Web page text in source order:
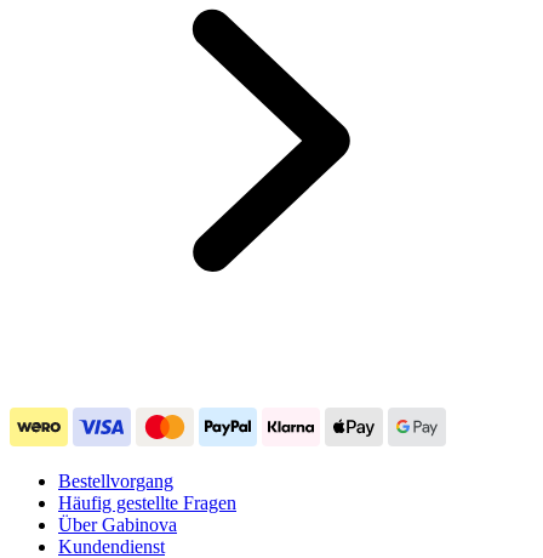
Bestellvorgang
Häufig gestellte Fragen
Über Gabinova
Kundendienst